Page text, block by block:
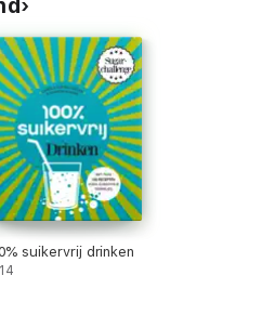
suikervrij drinken